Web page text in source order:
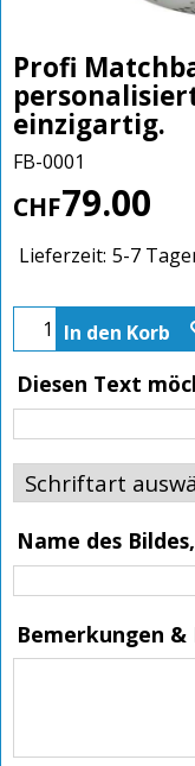
Profi
einzigartig.
FB-0001
CHF79.00
Lieferzeit: 5-7
In den Korb
Diesen Text
Name des
Bemerkungen &